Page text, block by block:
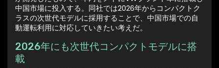
中国市場に投入する。同社では2026年からコンパクトク
ラスの次世代モデルに採用することで、中国市場での自
動運転利用に対応していきたい考えだ。
2026年にも次世代コンパクトモデルに搭
載